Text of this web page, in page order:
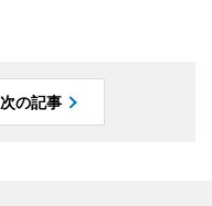
次の記事